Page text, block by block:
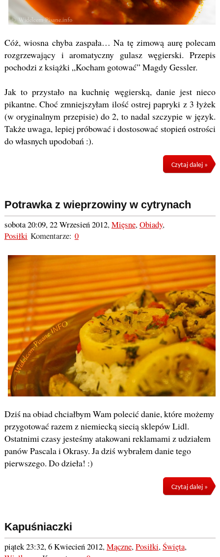
Cóż, wiosna chyba zaspała… Na tę zimową aurę polecam
rozgrzewający i aromatyczny gulasz węgierski. Przepis
pochodzi z książki „Kocham gotować” Magdy Gessler.
Jak to przystało na kuchnię węgierską, danie jest nieco
pikantne. Choć zmniejszyłam ilość ostrej papryki z 3 łyżek
(w oryginalnym przepisie) do 2, to nadal szczypie w język.
Także uwaga, lepiej próbować i dostosować stopień ostrości
do własnych upodobań :).
Czytaj dalej »
Potrawka z wieprzowiny w cytrynach
sobota 20:09, 22 Wrzesień 2012,Mięsne,Obiady,
Posiłki Komentarze: 0
Dziś na obiad chciałbym Wam polecić danie, które możemy
przygotować razem z niemiecką siecią sklepów Lidl.
Ostatnimi czasy jesteśmy atakowani reklamami z udziałem
panów Pascala i Okrasy. Ja dziś wybrałem danie tego
pierwszego. Do dzieła! :)
Czytaj dalej »
Kapuśniaczki
piątek 23:32, 6 Kwiecień 2012,Mączne,Posiłki,Święta,